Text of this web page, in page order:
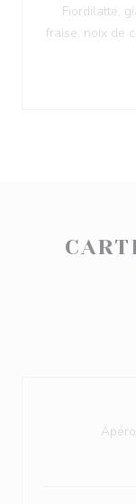
Fiordilatte,
fraise, noix de